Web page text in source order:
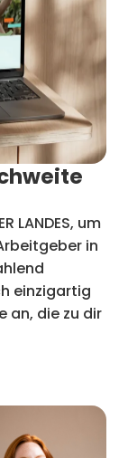
LANDES, um
in
einzigartig
an, die zu dir